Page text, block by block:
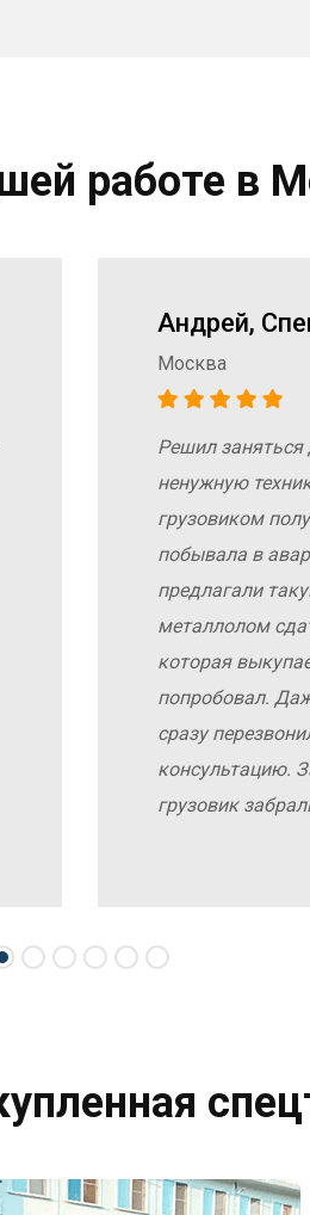
работе в
Андрей,
Москва
Решил
ненужную
грузовиком
побывала в
предлагали
металлолом
которая
попробовал.
сразу
консультацию.
грузовик